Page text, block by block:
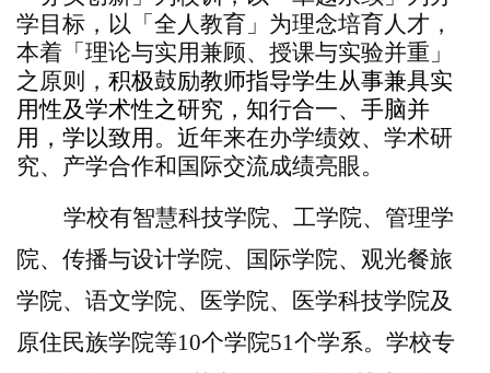
学目标，以「全人教育」为理念培育人才，
本着「理论与实用兼顾、授课与实验并重」
之原则， 积极鼓励教师指导学生从事兼具实
用性及学术性之研究，知行合一、手脑并
用，学以致用。近年来在办学绩效、学术研
究、产学合作和国际交流成绩亮眼。
学校有智慧科技学院、工学院、管理学
院、传播与设计学院、国际学院、观光餐旅
学院、语文学院、医学院、医学科技学院及
原住民族学院等10个学院51个学系。学校专